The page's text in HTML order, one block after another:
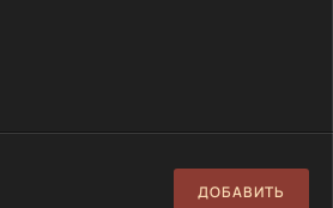
ДОБАВИТЬ